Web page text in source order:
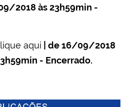
2018 às 23h59min -
aqui
| de 16/09/2018
- Encerrado.